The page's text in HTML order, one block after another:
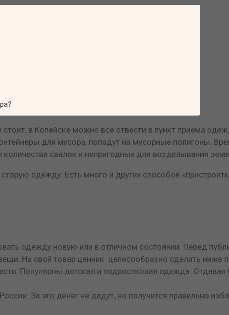
в Копейске можно все отвести в пункт приема
для мусора, попадут на мусорные полигоны.
свалок и непригодных для возделывания
одежду. Есть много и других способов
одежду новую или в отличном состоянии. Перед
На свой товар ценник целесообразно сделать ниже
Популярны детская и подростковая одежда. Отдавая
За это денег не дадут, но получится правильно